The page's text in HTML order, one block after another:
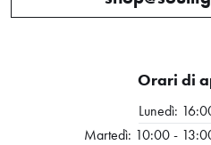
Orari di
Lunedì:
Martedì: 10:00 -